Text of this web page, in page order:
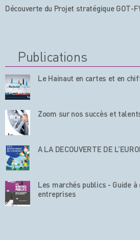
Découverte du Projet stratégique GOT-
Publications
Le Hainaut en cartes et en
Zoom sur nos succès et
A LA DECOUVERTE DE
Les marchés publics - Guide
entreprises